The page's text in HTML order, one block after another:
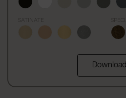
SATINATE
Download